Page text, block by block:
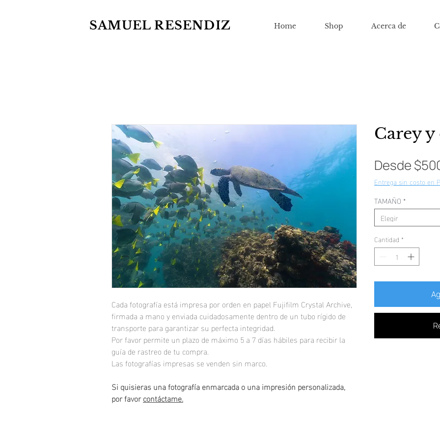
SAMUEL RESENDIZ Home Shop Acerca de
Cada fotografía está impresa por orden en papel Fujifilm Crystal Archive,
firmada a mano y enviada cuidadosamente dentro de un tubo rígido de
transporte para garantizar su perfecta integridad.
Por favor permite un plazo de máximo 5 a 7 días hábiles para recibir la
guía de rastreo de tu compra.
Las fotografías impresas se venden sin marco.
Si quisieras una fotografía enmarcada o una impresión personalizada,
por favorcontáctame.
Carey
Desde
Entrega sin costo en
TAMAÑO *
Elegir
Cantidad *